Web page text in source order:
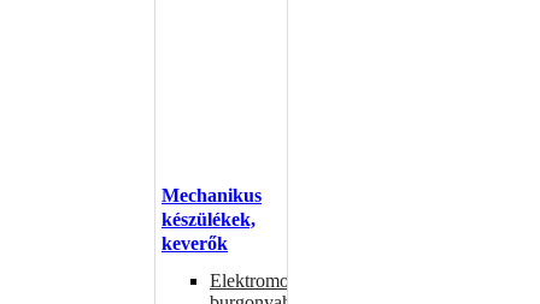
Mechanikus
készülékek,
keverők
Elektromos